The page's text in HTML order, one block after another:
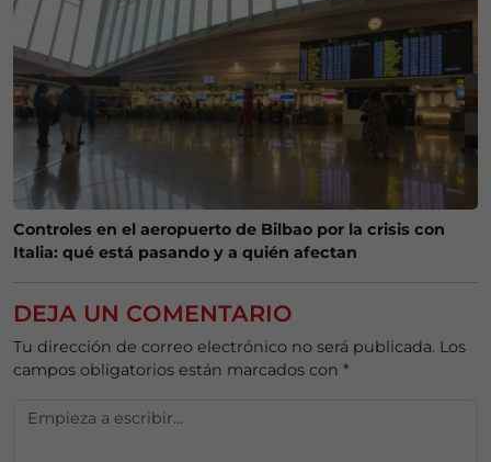
Controles en el aeropuerto de Bilbao por la crisis con
Italia: qué está pasando y a quién afectan
DEJA UN COMENTARIO
Tu dirección de correo electrónico no será publicada. Los
campos obligatorios están marcados con *